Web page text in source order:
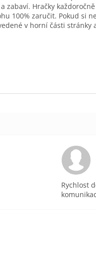
Hračky
100% zaručit. Pokud si
v horní části stránky
je 5 z 5 hvězdiček.
Rychlost